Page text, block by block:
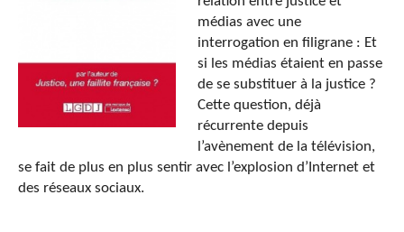
médias avec une
interrogation en filigrane : Et
si les médias étaient en passe
de se substituer à la justice ?
Cette question, déjà
récurrente depuis
l’avènement de la télévision,
se fait de plus en plus sentir avec l’explosion d’Internet et
des réseaux sociaux.